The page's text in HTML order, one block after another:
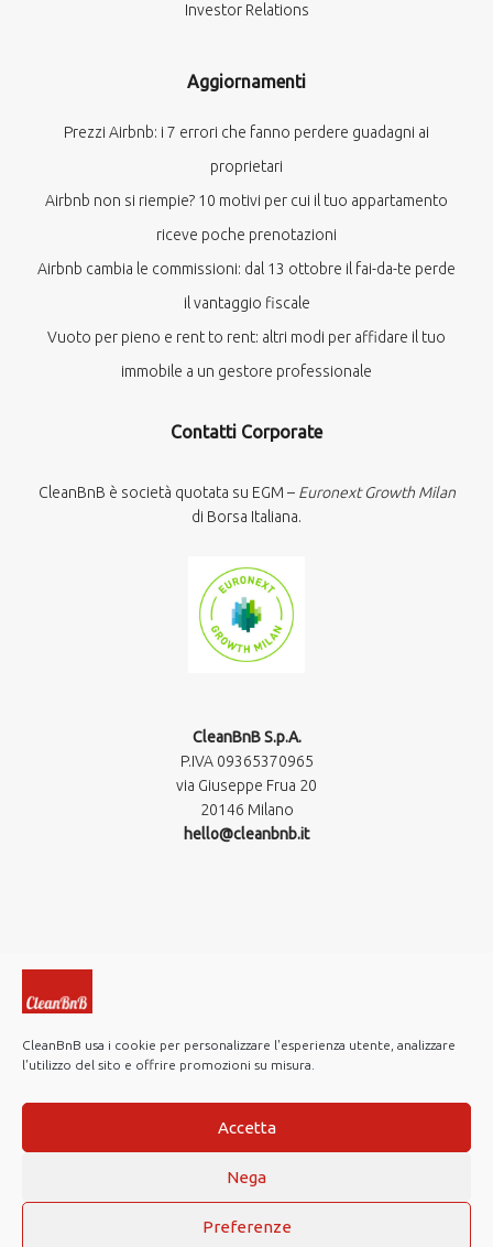
CleanBnB usa i cookie per personalizzare l'esperienza utente, analizzare
l'utilizzo del sito e offrire promozioni su misura.
Accetta
Nega
Preferenze
Investor Relations
Aggiornamenti
Prezzi Airbnb: i 7 errori che fanno perdere guadagni ai
proprietari
Airbnb non si riempie? 10 motivi per cui il tuo appartamento
riceve poche prenotazioni
Airbnb cambia le commissioni: dal 13 ottobre il fai-da-te perde
il vantaggio fiscale
Vuoto per pieno e rent to rent: altri modi per affidare il tuo
immobile a un gestore professionale
Contatti Corporate
CleanBnB è società quotata su EGM – Euronext Growth Milan
di Borsa Italiana.
CleanBnB S.p.A.
P.IVA 09365370965​
via Giuseppe Frua 20
20146 Milano
hello@cleanbnb.it
Investor Relations
Note Legali
Privacy policy
Cookie Policy